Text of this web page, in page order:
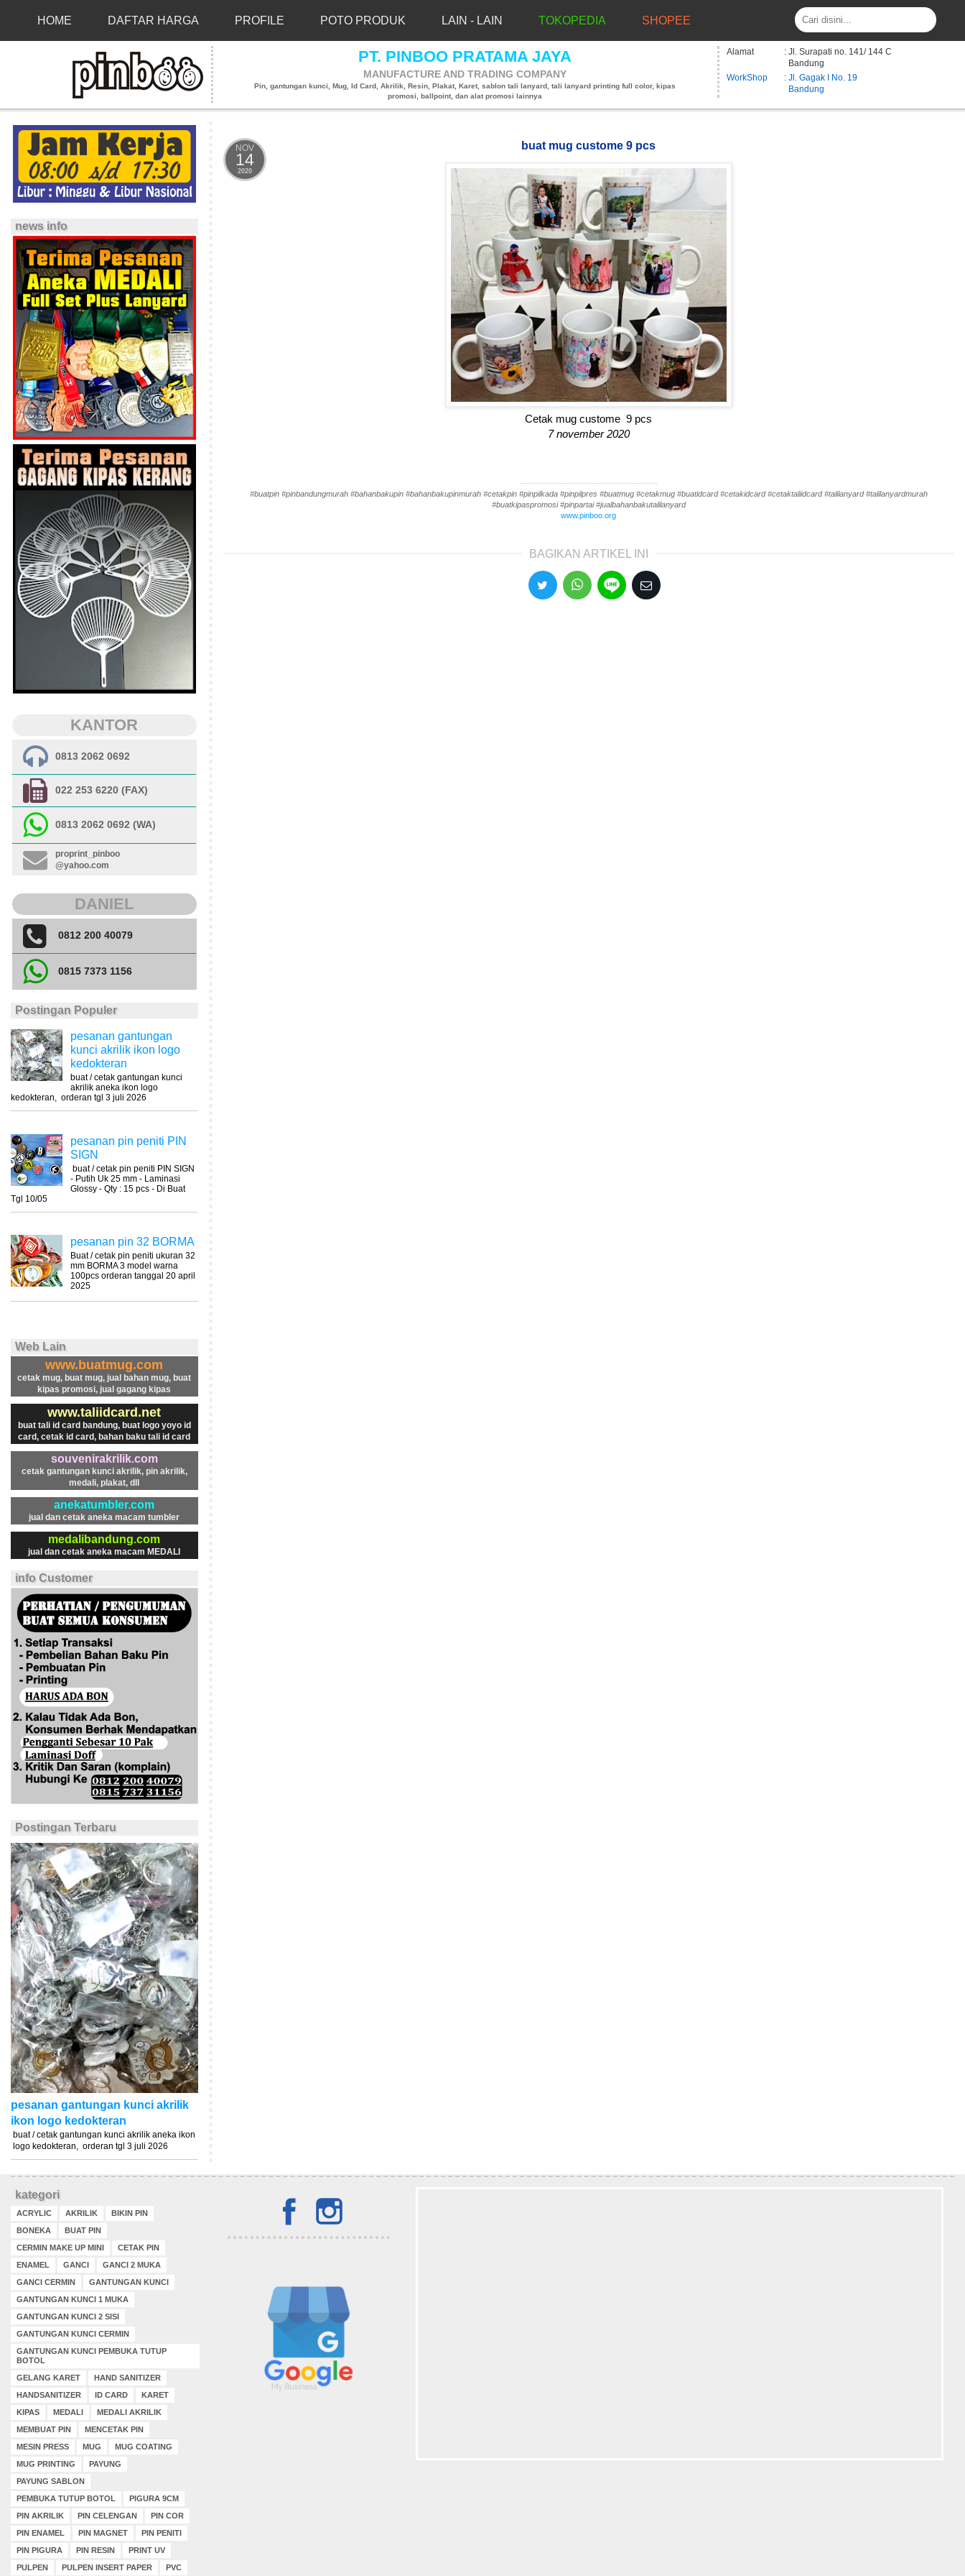
HOME DAFTAR HARGA PROFILE POTO PRODUK LAIN - LAIN TOKOPEDIA SHOPEE
PT. PINBOO PRATAMA JAYA
MANUFACTURE AND TRADING COMPANY
Pin, gantungan kunci, Mug, Id Card, Akrilik, Resin, Plakat, Karet, sablon tali lanyard, tali lanyard printing full color, kipas
promosi, ballpoint, dan alat promosi lainnya
Alamat
: Jl. Surapati no. 141/ 144 C
Bandung
WorkShop
: Jl. Gagak I No. 19
Bandung
news info
KANTOR
0813 2062 0692
022 253 6220 (FAX)
0813 2062 0692 (WA)
proprint_pinboo
@yahoo.com
DANIEL
0812 200 40079
0815 7373 1156
Postingan Populer
pesanan gantungan
kunci akrilik ikon logo
kedokteran
buat / cetak gantungan kunci
akrilik aneka ikon logo
kedokteran, orderan tgl 3 juli 2026
pesanan pin peniti PIN
SIGN
buat / cetak pin peniti PIN SIGN
- Putih Uk 25 mm - Laminasi
Glossy - Qty : 15 pcs - Di Buat
Tgl 10/05
pesanan pin 32 BORMA
Buat / cetak pin peniti ukuran 32
mm BORMA 3 model warna
100pcs orderan tanggal 20 april
2025
Web Lain
www.buatmug.com
cetak mug, buat mug, jual bahan mug, buat
kipas promosi, jual gagang kipas
www.taliidcard.net
buat tali id card bandung, buat logo yoyo id
card, cetak id card, bahan baku tali id card
souvenirakrilik.com
cetak gantungan kunci akrilik, pin akrilik,
medali, plakat, dll
anekatumbler.com
jual dan cetak aneka macam tumbler
medalibandung.com
jual dan cetak aneka macam MEDALI
info Customer
Postingan Terbaru
pesanan gantungan kunci akrilik
ikon logo kedokteran
buat / cetak gantungan kunci akrilik aneka ikon
logo kedokteran, orderan tgl 3 juli 2026
NOV
14
2020
buat mug custome 9 pcs
Cetak mug custome 9 pcs
7 november 2020
------------------------------------------------
#buatpin #pinbandungmurah #bahanbakupin #bahanbakupinmurah #cetakpin #pinpilkada #pinpilpres #buatmug #cetakmug #buatidcard #cetakidcard #cetaktaliidcard #talilanyard #talilanyardmurah
#buatkipaspromosi #pinpartai #jualbahanbakutalilanyard
www.pinboo.org
BAGIKAN ARTIKEL INI
kategori
ACRYLIC AKRILIK
BIKIN PIN
BONEKA
BUAT PIN
CERMIN MAKE UP MINI
CETAK PIN
ENAMEL
GANCI
GANCI 2 MUKA
GANCI CERMIN
GANTUNGAN KUNCI
GANTUNGAN KUNCI 1 MUKA
GANTUNGAN KUNCI 2 SISI
GANTUNGAN KUNCI CERMIN
GANTUNGAN KUNCI PEMBUKA TUTUP
BOTOL
GELANG KARET
HAND SANITIZER
HANDSANITIZER
ID CARD
KARET
KIPAS
MEDALI
MEDALI AKRILIK
MEMBUAT PIN
MENCETAK PIN
MESIN PRESS
MUG
MUG COATING
MUG PRINTING
PAYUNG
PAYUNG SABLON
PEMBUKA TUTUP BOTOL
PIGURA 9CM
PIN AKRILIK
PIN CELENGAN
PIN COR
PIN ENAMEL
PIN MAGNET
PIN PENITI
PIN PIGURA
PIN RESIN
PRINT UV
PULPEN
PULPEN INSERT PAPER PVC